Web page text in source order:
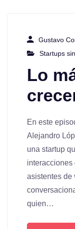
Gustavo
Startups
Lo
En este
Alejandro
una startup
interacciones
asistentes de
quien…